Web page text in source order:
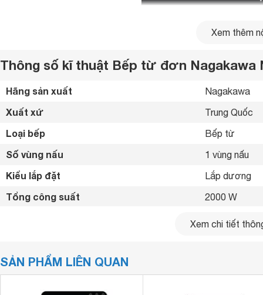
Bảng điều khiển cảm ứng Tiếng Việt dễ sử dụng
Xem thêm
Thông số kĩ thuật Bếp từ đơn Nagakawa
Hãng sản xuất Nagakawa
Xuất xứ Trung Quốc
Loại bếp Bếp từ
Số vùng nấu 1 vùng nấu
Kiểu lắp đặt Lắp dương
Tổng công suất 2000 W
Cảm ứng
Loại nồi nấu
Xem chi tiết
SẢN PHẨM LIÊN QUAN